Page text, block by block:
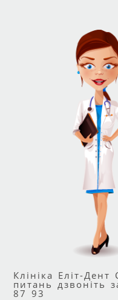
Клініка Еліт-
питань дзвоніть
87 93